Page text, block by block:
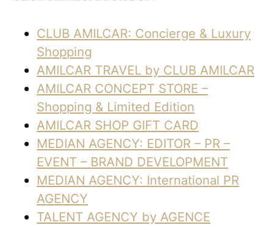
CLUB AMILCAR: Concierge & Luxury
Shopping
AMILCAR TRAVEL by CLUB AMILCAR
AMILCAR CONCEPT STORE –
Shopping & Limited Edition
AMILCAR SHOP GIFT CARD
MEDIAN AGENCY: EDITOR – PR –
EVENT – BRAND DEVELOPMENT
MEDIAN AGENCY: International PR
AGENCY
TALENT AGENCY by AGENCE